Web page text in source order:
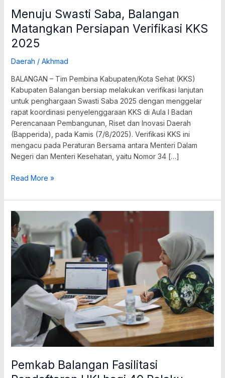
Menuju Swasti Saba, Balangan
Matangkan Persiapan Verifikasi KKS
2025
Daerah / Akhmad
BALANGAN – Tim Pembina Kabupaten/Kota Sehat (KKS)
Kabupaten Balangan bersiap melakukan verifikasi lanjutan
untuk penghargaan Swasti Saba 2025 dengan menggelar
rapat koordinasi penyelenggaraan KKS di Aula I Badan
Perencanaan Pembangunan, Riset dan Inovasi Daerah
(Bapperida), pada Kamis (7/8/2025). Verifikasi KKS ini
mengacu pada Peraturan Bersama antara Menteri Dalam
Negeri dan Menteri Kesehatan, yaitu Nomor 34 […]
Read More »
Pemkab Balangan Fasilitasi
Pemkab
Balangan
Fasilitasi
Pendaftaran
40
Pelaku
Ekonomi